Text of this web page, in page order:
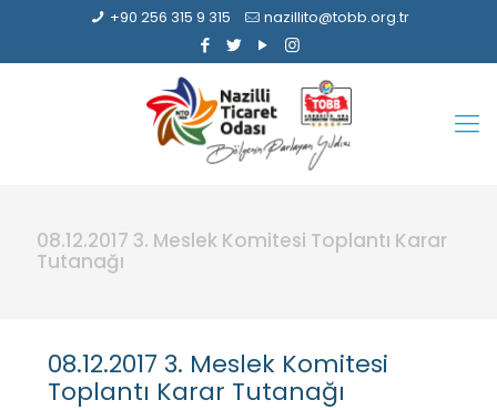
+90 256 315 9 315 nazillito@tobb.org.tr
08.12.2017 3. Meslek Komitesi Toplantı Karar
Tutanağı
08.12.2017 3. Meslek Komitesi
Toplantı Karar Tutanağı